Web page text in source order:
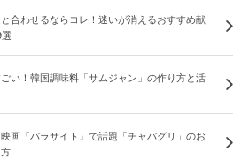
合わせるならコレ！迷いが消えるおすすめ献
い！韓国調味料「サムジャン」の作り方と活
画『パラサイト』で話題「チャパグリ」のお